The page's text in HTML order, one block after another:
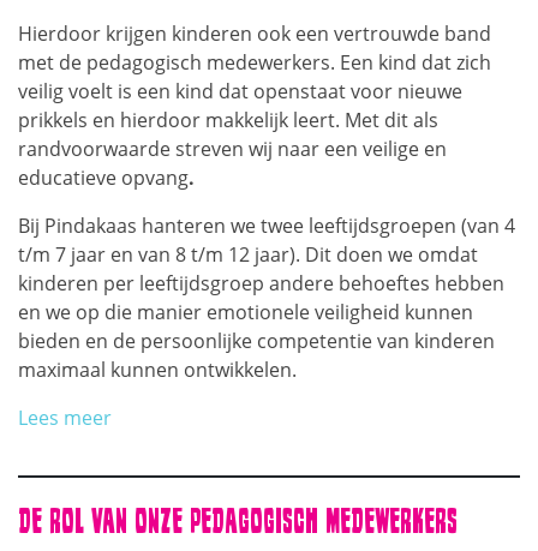
Hierdoor krijgen kinderen ook een vertrouwde band
met de pedagogisch medewerkers. Een kind dat zich
veilig voelt is een kind dat openstaat voor nieuwe
prikkels en hierdoor makkelijk leert. Met dit als
randvoorwaarde streven wij naar een veilige en
educatieve opvang.
Bij Pindakaas hanteren we twee leeftijdsgroepen (van 4
t/m 7 jaar en van 8 t/m 12 jaar). Dit doen we omdat
kinderen per leeftijdsgroep andere behoeftes hebben
en we op die manier emotionele veiligheid kunnen
bieden en de persoonlijke competentie van kinderen
maximaal kunnen ontwikkelen.
Lees meer
DE ROL VAN ONZE PEDAGOGISCH MEDEWERKERS